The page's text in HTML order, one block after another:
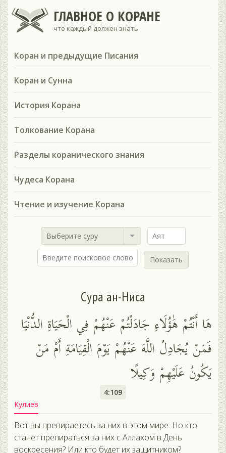
ГЛАВНОЕ О КОРАНЕ
что каждый должен знать
Коран и предыдущие Писания
Коран и Сунна
История Корана
Толкование Корана
Разделы коранического знания
Чудеса Корана
Чтение и изучение Корана
Выберите суру
Показать
Сура ан-Ниса
هَا أَنْتُمْ هَٰؤُلَاءِ جَادَلْتُمْ عَنْهُمْ فِي الْحَيَاةِ الدُّنْيَا
فَمَنْ يُجَادِلُ اللَّهَ عَنْهُمْ يَوْمَ الْقِيَامَةِ أَمْ مَنْ
يَكُونُ عَلَيْهِمْ وَكِيلًا
4:109
Кулиев
Вот вы препираетесь за них в этом мире. Но кто
станет препираться за них с Аллахом в День
воскресения? Или кто будет их защитником?